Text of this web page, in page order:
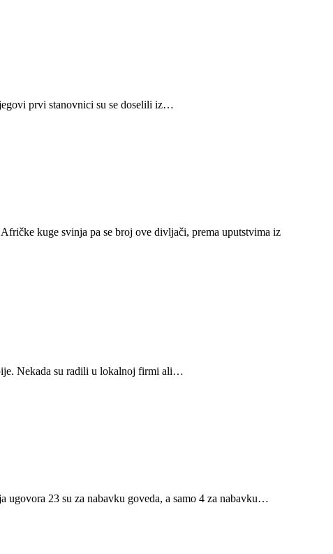
prvi stanovnici su se doselili iz…
kuge svinja pa se broj ove divljači, prema uputstvima iz
Nekada su radili u lokalnoj firmi ali…
23 su za nabavku goveda, a samo 4 za nabavku…